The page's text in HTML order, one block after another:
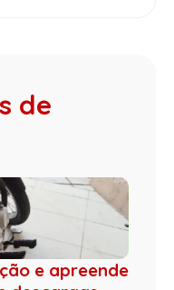
de
e apreende